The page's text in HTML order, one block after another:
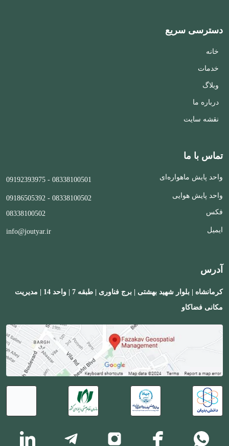
دسترسی سریع
خانه
خدمات
وبلاگ
درباره ما
نقشه سایت
تماس با ما
واحد پایش ماهواره‌ای 08338100501
-
09192393975
واحد پایش هوایی 08338100502
-
09186505392
فکس
08338100502
ایمیل info@joutyar.ir
آدرس
کرمانشاه | بلوار شهید بهشتی | برج فناوری | طبقه 7 | واحد 14 | مدیریت
مکانی فضاکاو